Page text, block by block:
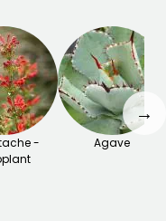
-
Agave
→